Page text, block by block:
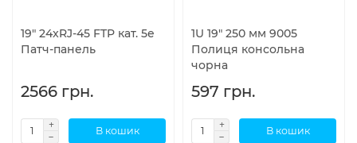
19″ 24xRJ-45 FTP кат. 5e
Патч-панель
2566 грн.
В кошик
1U 19" 250 мм 9005
Полиця консольна
чорна
597 грн.
В кошик